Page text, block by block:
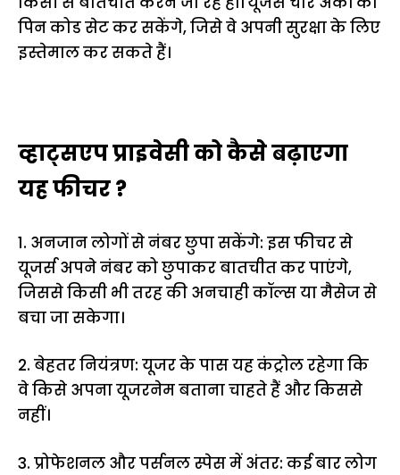
पिन कोड सेट कर सकेंगे, जिसे वे अपनी सुरक्षा के लिए
इस्तेमाल कर सकते हैं।
व्हाट्सएप प्राइवेसी को कैसे बढ़ाएगा
यह फीचर ?
1. अनजान लोगों से नंबर छुपा सकेंगे: इस फीचर से
यूजर्स अपने नंबर को छुपाकर बातचीत कर पाएंगे,
जिससे किसी भी तरह की अनचाही कॉल्स या मैसेज से
बचा जा सकेगा।
2. बेहतर नियंत्रण: यूजर के पास यह कंट्रोल रहेगा कि
वे किसे अपना यूजरनेम बताना चाहते हैं और किससे
नहीं।
3. प्रोफेशनल और पर्सनल स्पेस में अंतर: कई बार लोग